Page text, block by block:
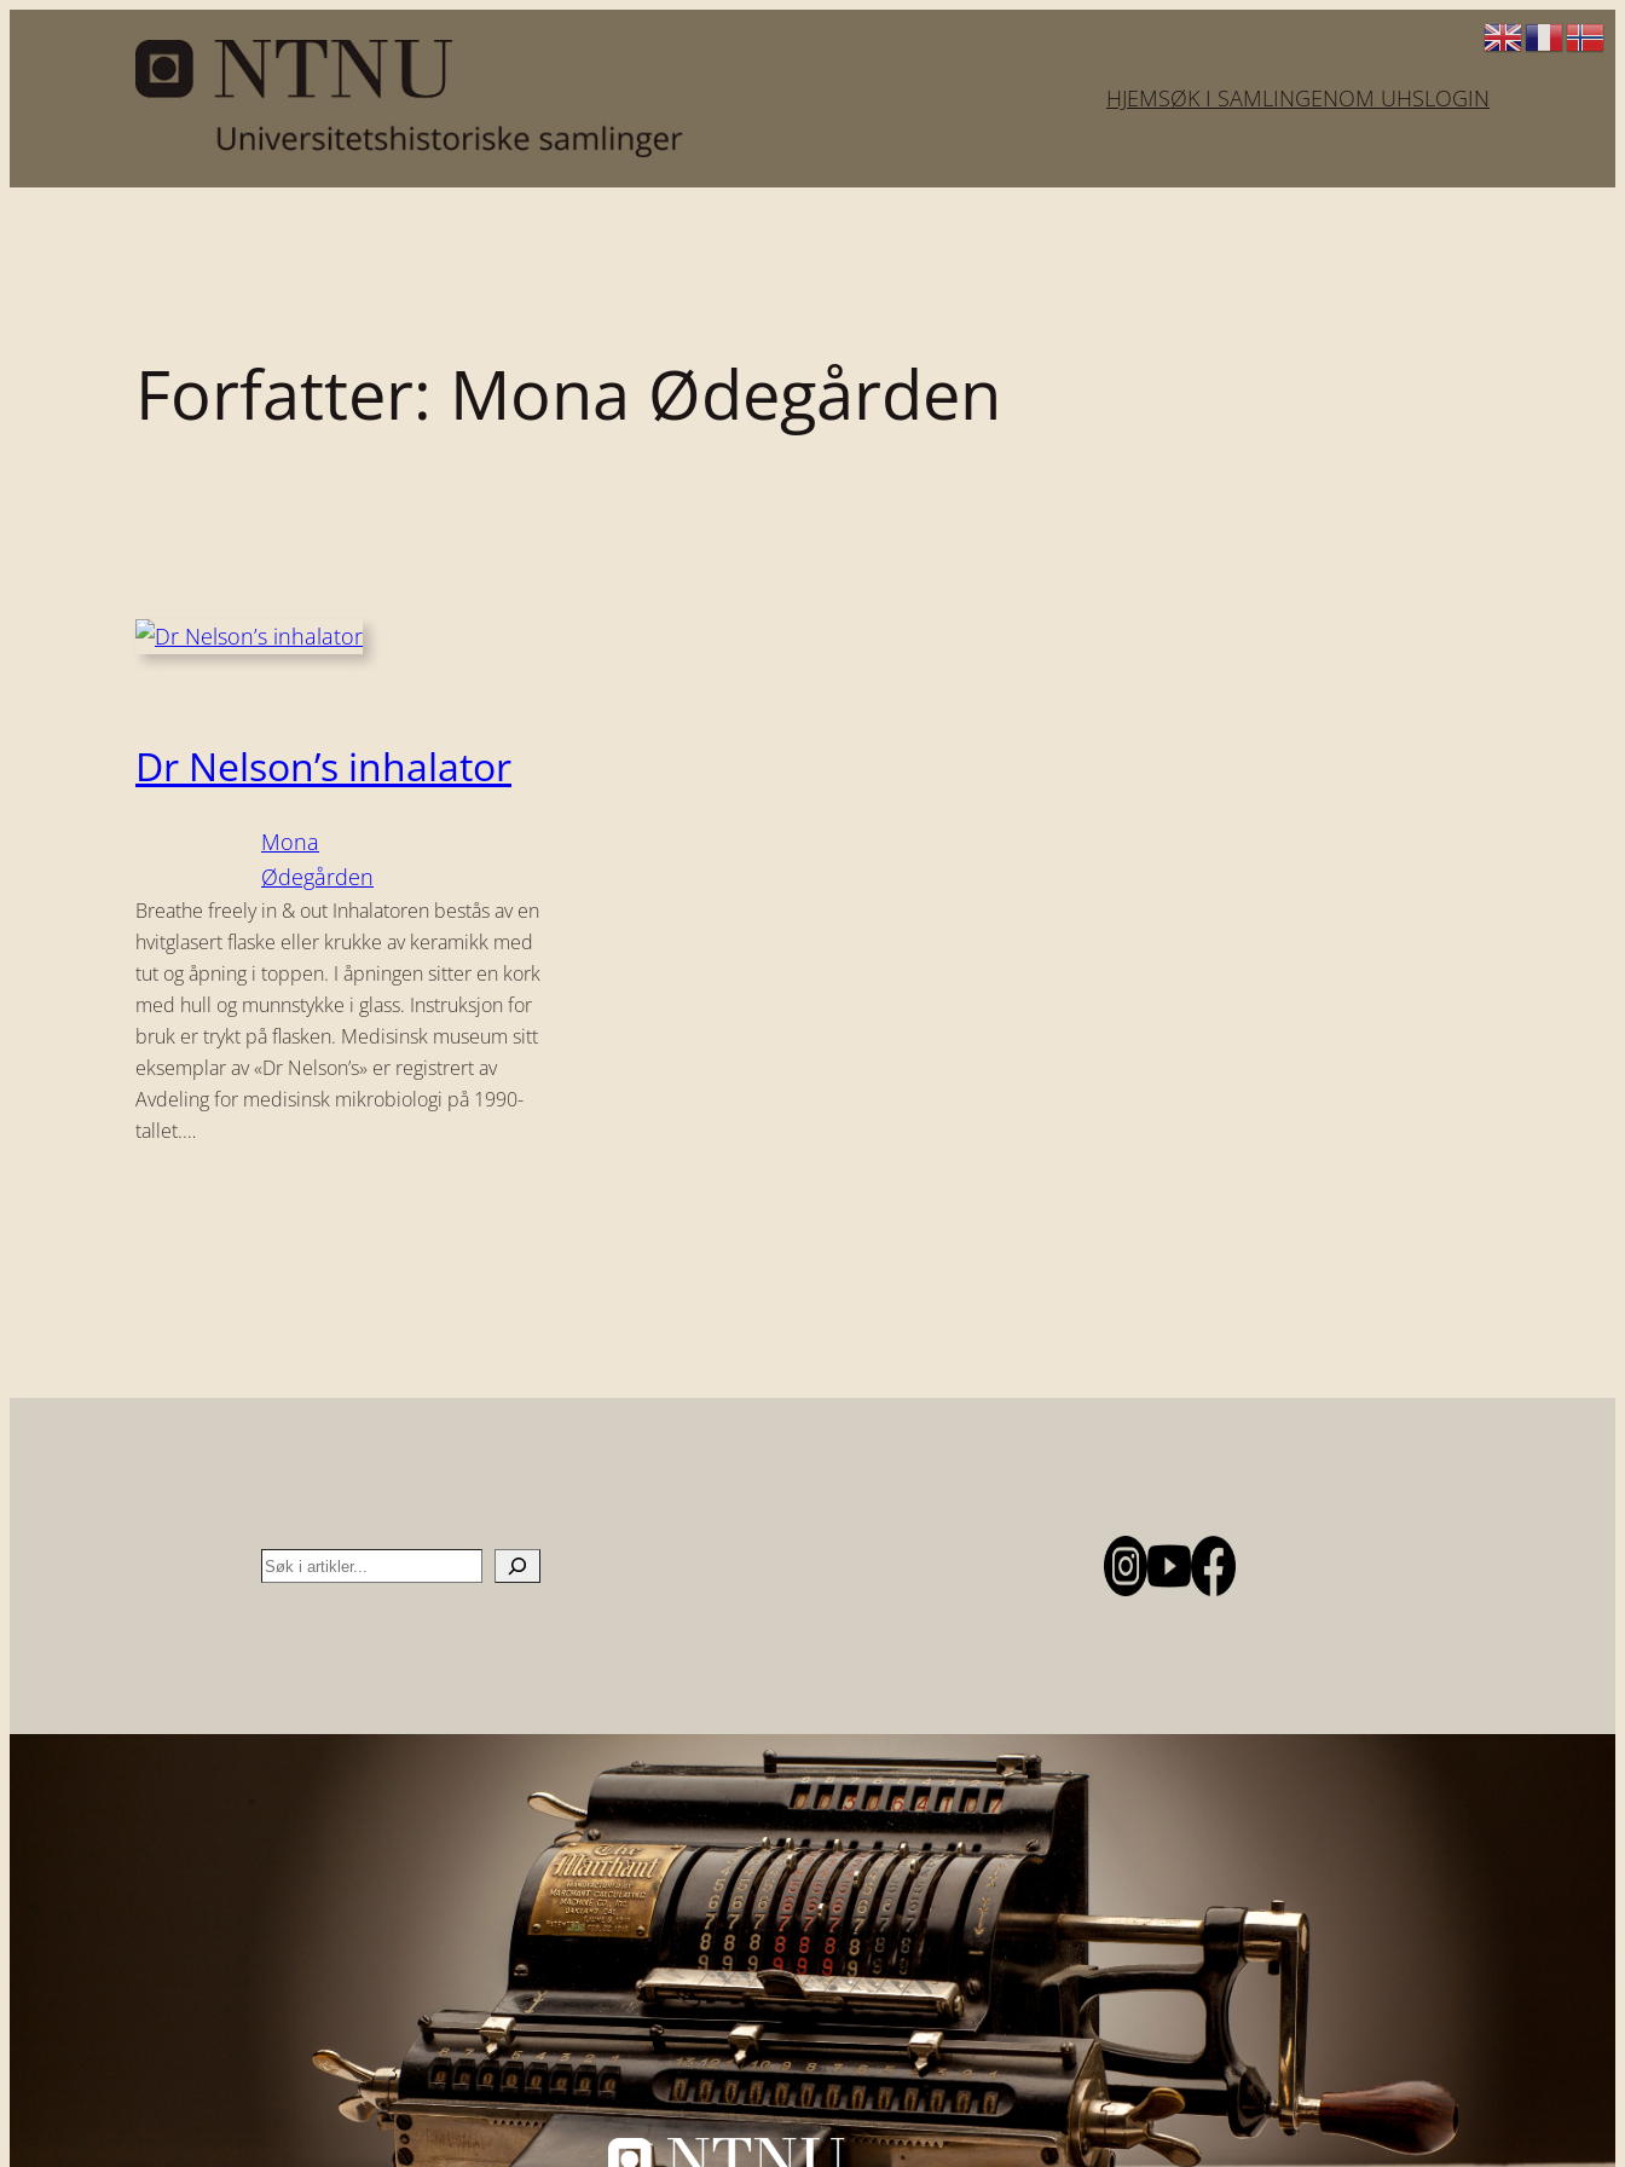
HJEMSØK I SAMLINGENOM UHSLOGIN
Forfatter: Mona Ødegården
Dr Nelson’s inhalator
Mona
Ødegården
Breathe freely in & out Inhalatoren bestås av en
hvitglasert flaske eller krukke av keramikk med
tut og åpning i toppen. I åpningen sitter en kork
med hull og munnstykke i glass. Instruksjon for
bruk er trykt på flasken. Medisinsk museum sitt
eksemplar av «Dr Nelson’s» er registrert av
Avdeling for medisinsk mikrobiologi på 1990-
tallet.…
Search